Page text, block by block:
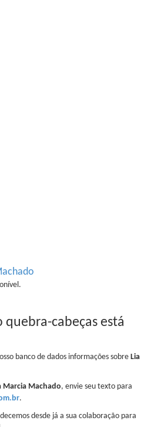
quebra-cabeças está
banco de dados informações sobre Lia
Marcia Machado, envie seu texto para
.
desde já a sua colaboração para